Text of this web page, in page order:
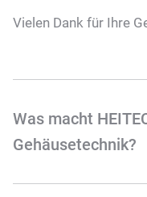
Vielen Dank für Ihre
Was macht
Gehäusetechnik?